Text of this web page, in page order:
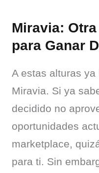
Miravia:
para Ganar
A estas alturas
Miravia. Si ya
decidido no
oportunidades
marketplace,
para ti. Sin